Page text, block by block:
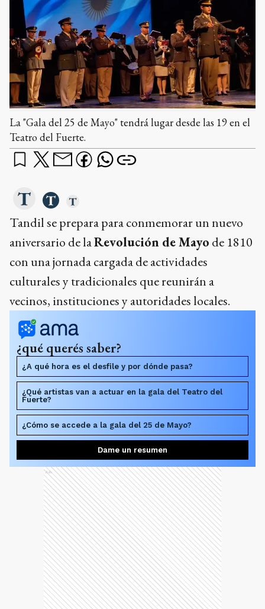
La "Gala del 25 de Mayo" tendrá lugar desde las 19 en el
Teatro del Fuerte.
Tandil se prepara para conmemorar un nuevo
aniversario de laRevolución de Mayo de 1810
con una jornada cargada de actividades
culturales y tradicionales que reunirán a
vecinos, instituciones y autoridades locales.
¿qué querés saber?
¿A qué hora es el desfile y por dónde pasa?
¿Qué artistas van a actuar en la gala del Teatro del
Fuerte?
¿Cómo se accede a la gala del 25 de Mayo?
Dame un resumen
Ads